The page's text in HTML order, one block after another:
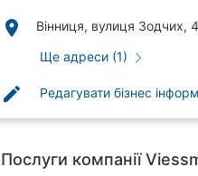
place Вінниця, вулиця Зодчих, 4
Ще адреси (1)
edit Редагувати бізнес
Послуги компанії